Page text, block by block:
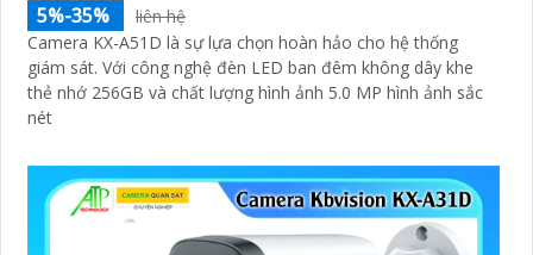
5%-35%
liên hệ
Camera KX-A51D là sự lựa chọn hoàn hảo cho hệ thống
giám sát. Với công nghệ đèn LED ban đêm không dây khe
thẻ nhớ 256GB và chất lượng hình ảnh 5.0 MP hình ảnh sắc
nét